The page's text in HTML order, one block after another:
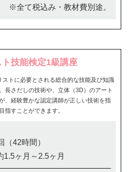
※全て税込み・教材費別途。
技能検定1級講座
トに必要とされる総合的な技能及び知識
長さだしの技術や、立体（3D）のアート
、経験豊かな認定講師が正しい技術を指
指すことができます。
（42時間）
1.5ヶ月～2.5ヶ月